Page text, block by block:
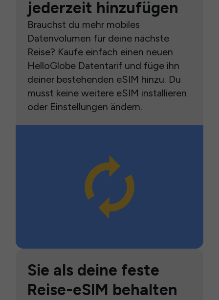
jederzeit hinzufügen
Brauchst du mehr mobiles
Datenvolumen für deine nächste
Reise? Kaufe einfach einen neuen
HelloGlobe Datentarif und füge ihn
deiner bestehenden eSIM hinzu. Du
musst keine weitere eSIM installieren
oder Einstellungen ändern.
Sie als deine feste
Reise-eSIM behalten